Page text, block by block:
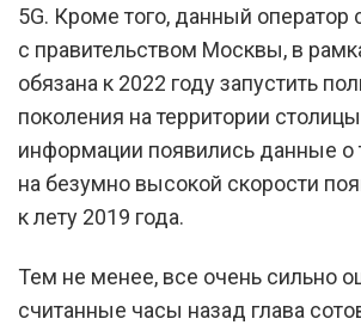
сети 5G
5G. Кроме того, данный
с правительством Москвы, в
обязана к 2022 году запустить
поколения на территории
информации появились данные о
на безумно высокой скорости
к лету 2019 года.
Тем не менее, все очень сильно
считанные часы назад глава